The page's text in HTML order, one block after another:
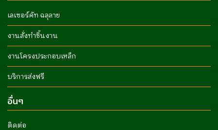
เลเซอร์คัท ฉลุลาย
งานสั่งทำชิ้นงาน
งานโครงประกอบเหล็ก
บริการส่งฟรี
อื่นๆ
ติดต่อ